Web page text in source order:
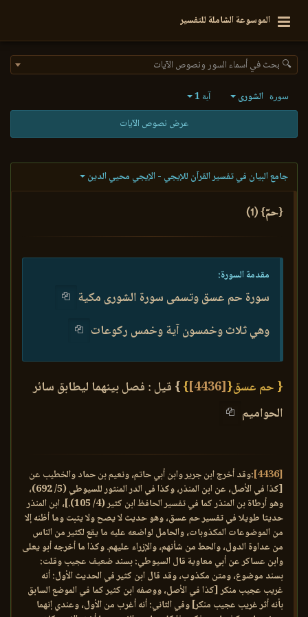
الموسوعة الشاملة للتفسير
🔍 بحث في أسماء السور ونصوص الآيات
سورة الشورى آية 1
عرض نصوص الآيات
جامع البيان في تفسير القرآن للإيجي - الإيجي محيي الدين
{حمٓ} (1)
مقدمة السورة:
سورة حم عسق وتسمى سورة الشورى مكية
وهي ثلاث وخمسون آية وخمس ركوعات
{ حم عسق{[4436]
}} قيل : فصل بينهما ليطابق سائر
الحواميم
[4436]
:وقد أخرج ابن جرير وابن أبي حاتم، ونعيم بن حماد والخطيب عن
[كذا في الأصل، عن ابن المنذر، وكذا في الدر المنثور للسيوطي (5/ 692)،
وهو أرطاة بن المنذر كما في تفسير الحافظ ابن كثير (4/ 105).]، ابن المنذر
حديثا طويلا في تفسير حم عسق، وهو حديث لا يصح ولا يثبت وما أظنه إلا
من الموضوعات المكذوبات، والحامل لواضعه عليه ما يقع لكثير من الناس
من عداوة الدول، والحط من شأنهم، والإزراء عليهم. وكذا ما أخرجه أبو يعلى
وابن عساكر عن أبي معاوية قال السيوطي: بسند ضعيف عجيب وقلت:
بسند موضوع، ومتن مكذوب، وقد قال ابن كثير في الحديث الأول: أنه
غريب عجيب منكر [كذا في الأصل، ووصفه ابن كثير كما في الموضع السابق
بأنه أثر غريب عجيب منكر] وفي الثاني: أنه أغرب من الأول، وعندي إنهما